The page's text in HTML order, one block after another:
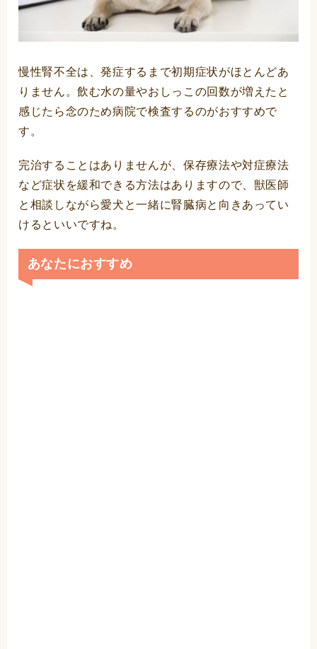
慢性腎不全は、発症するまで初期症状がほとんどあ
りません。飲む水の量やおしっこの回数が増えたと
感じたら念のため病院で検査するのがおすすめで
す。
完治することはありませんが、保存療法や対症療法
など症状を緩和できる方法はありますので、獣医師
と相談しながら愛犬と一緒に腎臓病と向きあってい
けるといいですね。
あなたにおすすめ